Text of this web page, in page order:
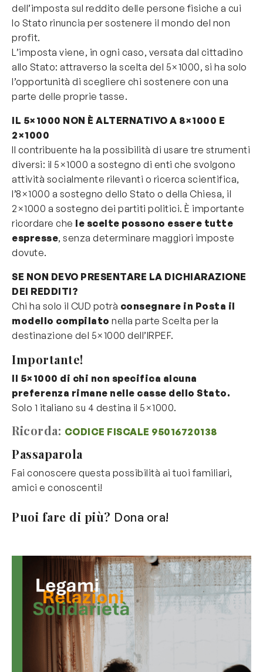
dell’imposta sul reddito delle persone fisiche a cui
lo Stato rinuncia per sostenere il mondo del non
profit.
L’imposta viene, in ogni caso, versata dal cittadino
allo Stato: attraverso la scelta del 5×1000, si ha solo
l’opportunità di scegliere chi sostenere con una
parte delle proprie tasse.
IL 5×1000 NON È ALTERNATIVO A 8×1000 E
2×1000
Il contribuente ha la possibilità di usare tre strumenti
diversi: il 5×1000 a sostegno di enti che svolgono
attività socialmente rilevanti o ricerca scientifica,
l’8×1000 a sostegno dello Stato o della Chiesa, il
2×1000 a sostegno dei partiti politici. È importante
ricordare che le scelte possono essere tutte
espresse, senza determinare maggiori imposte
dovute.
SE NON DEVO PRESENTARE LA DICHIARAZIONE
DEI REDDITI?
Chi ha solo il CUD potrà consegnare in Posta il
modello compilato nella parte Scelta per la
destinazione del 5×1000 dell’IRPEF.
Importante!
Il 5×1000 di chi non specifica alcuna
preferenza rimane nelle casse dello Stato.
Solo 1 italiano su 4 destina il 5×1000.
Ricorda: CODICE FISCALE 95016720138
Passaparola
Fai conoscere questa possibilità ai tuoi familiari,
amici e conoscenti!
Puoi fare di più? Dona ora!